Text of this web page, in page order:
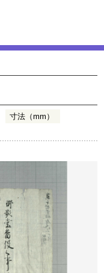
寸法（mm）